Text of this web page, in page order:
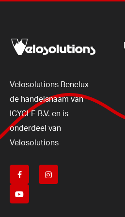
Velosolutions Benelux
de handelsnaam van
ICYCLE B.V. en is
onderdeel van
Velosolutions